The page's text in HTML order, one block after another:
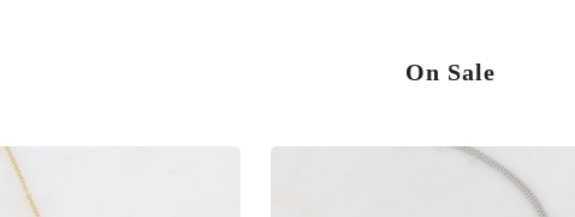
On Sale